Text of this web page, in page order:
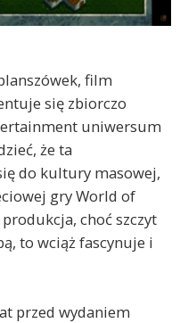
film
się zbiorczo
uniwersum
że ta
do kultury masowej,
gry World of
choć szczyt
to wciąż fascynuje i
przed wydaniem